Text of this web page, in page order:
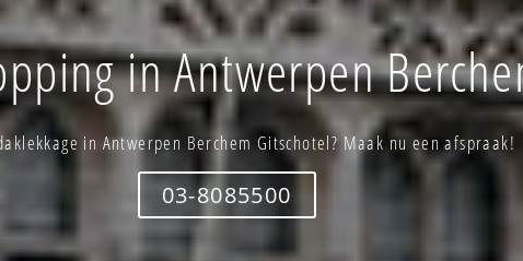
in Antwerpen
in Antwerpen Berchem Gitschotel? Maak nu een afspraak!
03-8085500